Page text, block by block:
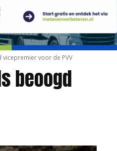
voor de PVV
beoogd